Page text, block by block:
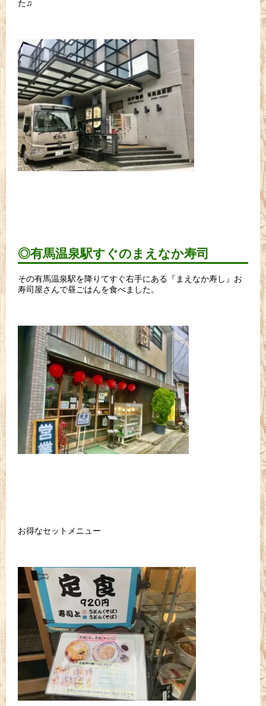
た♫
◎有馬温泉駅すぐのまえなか寿司
その有馬温泉駅を降りてすぐ右手にある『まえなか寿し』お
寿司屋さんで昼ごはんを食べました。
お得なセットメニュー